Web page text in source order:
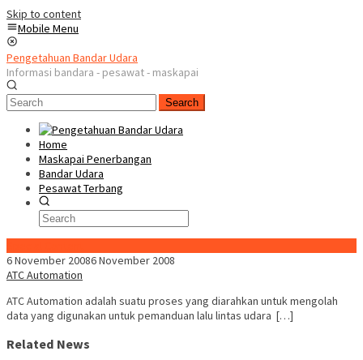
Skip to content
Mobile Menu
Pengetahuan Bandar Udara
Informasi bandara - pesawat - maskapai
Search
Home
Maskapai Penerbangan
Bandar Udara
Pesawat Terbang
6 November 20086 November 2008
ATC Automation
ATC Automation adalah suatu proses yang diarahkan untuk mengolah
data yang digunakan untuk pemanduan lalu lintas udara […]
Related News